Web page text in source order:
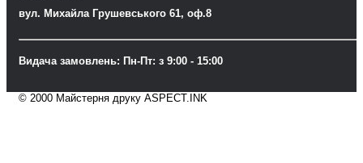
вул. Михайла Грушевського 61, оф.8
Видача замовлень: Пн-Пт: з 9:00 - 15:00
© 2000 Майстерня друку ASPECT.INK